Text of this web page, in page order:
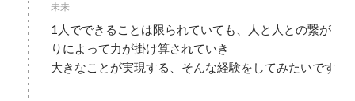
未来
1人でできることは限られていても、人と人との繋が
りによって力が掛け算されていき
大きなことが実現する、そんな経験をしてみたいです